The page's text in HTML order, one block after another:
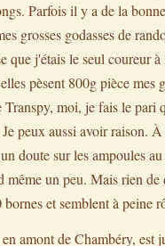
Parfois il y a de la
grosses godasses de
que j'étais le seul coureur
pèsent 800g pièce mes
Transpy, moi, je fais le pari
peux aussi avoir raison.
doute sur les ampoules
même un peu. Mais rien de
et semblent à peine
amont de Chambéry, est